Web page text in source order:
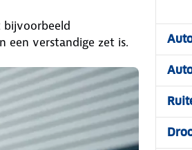
bijvoorbeeld
een verstandige zet is.